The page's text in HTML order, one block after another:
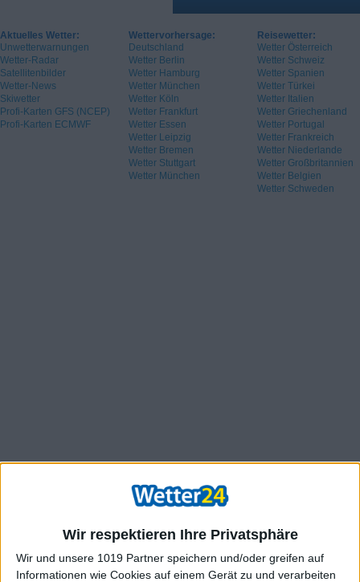
Wir respektieren Ihre Privatsphäre
Wir und unsere 1019 Partner speichern und/oder greifen auf
Informationen wie Cookies auf einem Gerät zu und verarbeiten
Aktuelles Wetter:
Unwetterwarnungen
Wetter-Radar
Satellitenbilder
Wetter-News
Skiwetter
Profi-Karten GFS (NCEP)
Profi-Karten ECMWF
Wettervorhersage:
Deutschland
Wetter Berlin
Wetter Hamburg
Wetter München
Wetter Köln
Wetter Frankfurt
Wetter Essen
Wetter Leipzig
Wetter Bremen
Wetter Stuttgart
Wetter München
Reisewetter:
Wetter Österreich
Wetter Schweiz
Wetter Spanien
Wetter Türkei
Wetter Italien
Wetter Griechenland
Wetter Portugal
Wetter Frankreich
Wetter Niederlande
Wetter Großbritannien
Wetter Belgien
Wetter Schweden